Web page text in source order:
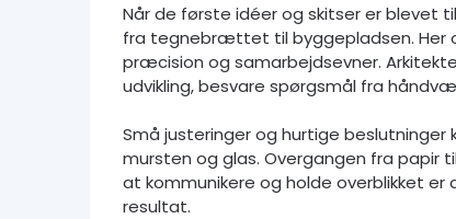
Når de første idéer og skitser er blevet
fra tegnebrættet til byggepladsen. Her
præcision og samarbejdsevner.
udvikling, besvare spørgsmål fra
Små justeringer og hurtige beslutninger
mursten og glas. Overgangen fra papir
at kommunikere og holde overblikket
resultat.